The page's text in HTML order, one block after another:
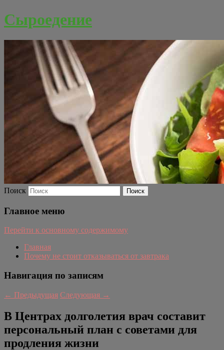
Сыроедение
Поиск
Главное меню
Перейти к основному содержимому
Главная
Почему не стоит отказываться от завтрака
Навигация по записям
← Предыдущая Следующая →
В Центрах долголетия врач составит
персональный план с советами для
продления жизни